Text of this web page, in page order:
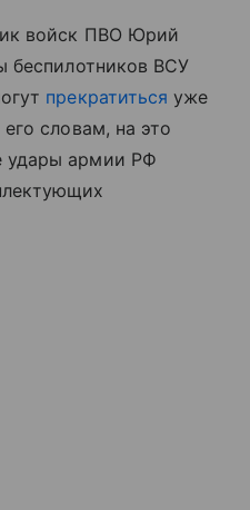
войск ПВО Юрий
беспилотников ВСУ
прекратиться уже
словам, на это
удары армии РФ